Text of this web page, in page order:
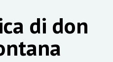
di don